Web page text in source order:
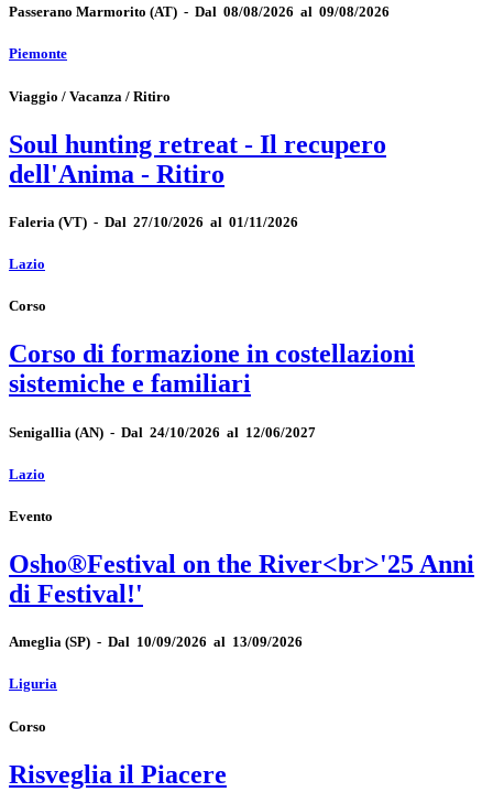
Passerano Marmorito (AT) - Dal 08/08/2026 al 09/08/2026
Piemonte
Viaggio / Vacanza / Ritiro
Soul hunting retreat - Il recupero
dell'Anima - Ritiro
Faleria (VT) - Dal 27/10/2026 al 01/11/2026
Lazio
Corso
Corso di formazione in costellazioni
sistemiche e familiari
Senigallia (AN) - Dal 24/10/2026 al 12/06/2027
Lazio
Evento
Osho®Festival on the River<br>'25 Anni
di Festival!'
Ameglia (SP) - Dal 10/09/2026 al 13/09/2026
Liguria
Corso
Risveglia il Piacere